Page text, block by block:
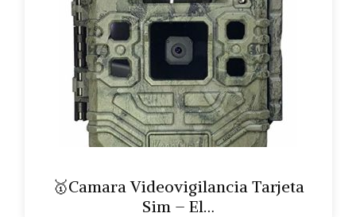
🥇Camara Videovigilancia Tarjeta
Sim – El…